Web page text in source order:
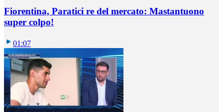
Fiorentina, Paratici re del mercato: Mastantuono
super colpo!
01:07